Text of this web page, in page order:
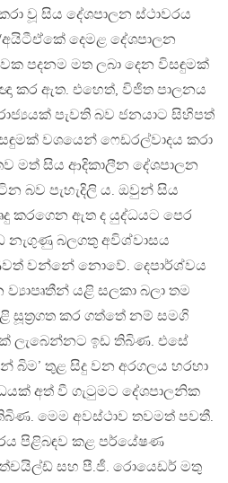
වූ සිය දේශපාලන ස්ථාවරය
දෙමළ දේශපාලන
පදනම මත ලබා දෙන විසඳුමක්
කර ඇත. එහෙත්, විජිත පාලනය
පැවති බව ජනයාට සිහිපත්
වශයෙන් ෆෙඩරල්වාදය කරා
මත් සිය ආදිකාලීන දේශපාලන
බව පැහැදිලි ය. ඔවුන් සිය
කරගෙන ඇත ද යුද්ධයට පෙර
නැගුණු බලගතු අවිශ්වාසය
වන්නේ නොවේ. දෙපාර්ශ්වය
යළි සලකා බලා තම
සූත්‍රගත කර ගත්තේ නම් සමගි
ලැබෙන්නට ඉඩ තිබිණ. එසේ
බිම’ තුළ සිදු වන අරගලය හරහා
අත් වී ගැටුමට දේශපාලනික
මෙම අවස්ථාව තවමත් පවතී.
පිළිබඳව කළ පර්යේෂණ
සහ පී.ජී. රොයෙඩර් මතු